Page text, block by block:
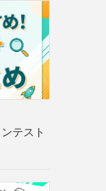
テスト